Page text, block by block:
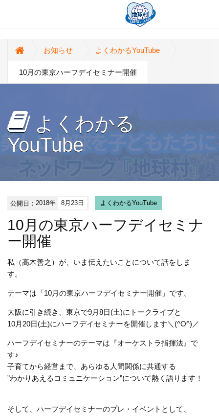
お知らせ よくわかるYouTube
10月の東京ハーフデイセミナー開催
よくわかる
YouTube
公開日：2018年 8月23日 よくわかるYouTube
10月の東京ハーフデイセミナ
ー開催
私（高木善之）が、いま伝えたいことについて話をしま
す。
テーマは「10月の東京ハーフデイセミナー開催」です。
大阪に引き続き、東京で9月8日(土)にトークライブと
10月20日(土)にハーフデイセミナーを開催します＼(^O^)／
ハーフデイセミナーのテーマは『オーケストラ指揮法』で
す♪
子育てから経営まで、あらゆる人間関係に共通する
”わかりあえるコミュニケーション”について熱く語ります！
そして、ハーフデイセミナーのプレ・イベントとして、